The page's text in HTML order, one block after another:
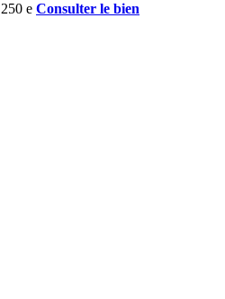
Consulter le bien